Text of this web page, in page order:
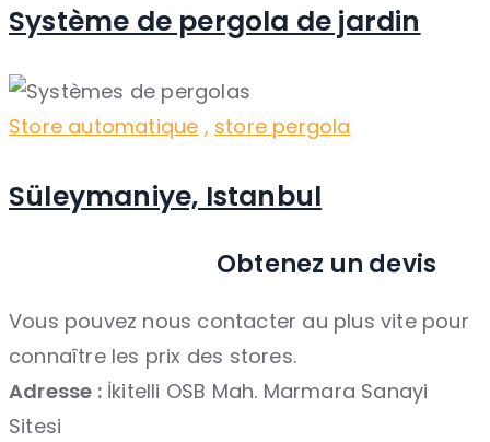
Système de pergola de jardin
Store automatique , store pergola
Süleymaniye, Istanbul
Obtenez un devis
Vous pouvez nous contacter au plus vite pour
connaître les prix des stores.
Adresse :İkitelli OSB Mah. Marmara Sanayi
Sitesi